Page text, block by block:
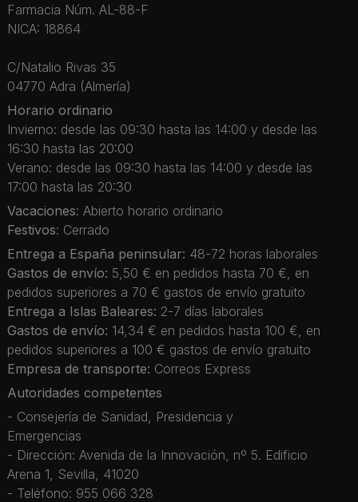
Farmacia Núm. AL-88-F
NICA: 18864
C/Natalio Rivas 35
04770 Adra (Almería)
Horario ordinario
Invierno: desde las 09:30 hasta las 14:00 y desde las
16:30 hasta las 20:00
Verano: desde las 09:30 hasta las 14:00 y desde las
17:00 hasta las 20:30
Vacaciones: Abierto horario ordinario
Festivos: Cerrado
Entrega a España peninsular: 48-72 horas laborales
Gastos de envío: 5,50 € en pedidos hasta 70 €, en
pedidos superiores a 70 € gastos de envío gratuito
Entrega a Islas Baleares: 2-7 días laborales
Gastos de envío: 14,34 € en pedidos hasta 100 €, en
pedidos superiores a 100 € gastos de envío gratuito
Empresa de transporte: Correos Express
Autoridades competentes
- Consejería de Sanidad, Presidencia y
Emergencias
- Dirección: Avenida de la Innovación, nº 5. Edificio
Arena 1, Sevilla, 41020
- Teléfono: 955 066 328